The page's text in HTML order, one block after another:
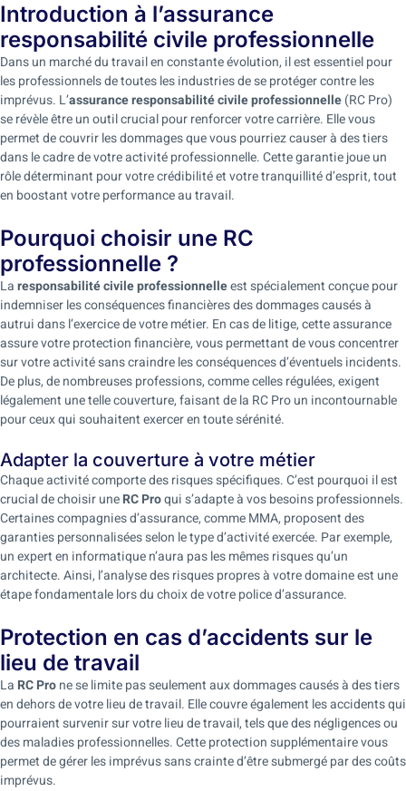
Introduction à l’assurance
responsabilité civile professionnelle
Dans un marché du travail en constante évolution, il est essentiel pour
les professionnels de toutes les industries de se protéger contre les
imprévus. L’assurance responsabilité civile professionnelle(RC Pro)
se révèle être un outil crucial pour renforcer votre carrière. Elle vous
permet de couvrir les dommages que vous pourriez causer à des tiers
dans le cadre de votre activité professionnelle. Cette garantie joue un
rôle déterminant pour votre crédibilité et votre tranquillité d’esprit, tout
en boostant votre performance au travail.
Pourquoi choisir une RC
professionnelle ?
Laresponsabilité civile professionnelleest spécialement conçue pour
indemniser les conséquences financières des dommages causés à
autrui dans l’exercice de votre métier. En cas de litige, cette assurance
assure votre protection financière, vous permettant de vous concentrer
sur votre activité sans craindre les conséquences d’éventuels incidents.
De plus, de nombreuses professions, comme celles régulées, exigent
légalement une telle couverture, faisant de la RC Pro un incontournable
pour ceux qui souhaitent exercer en toute sérénité.
Adapter la couverture à votre métier
Chaque activité comporte des risques spécifiques. C’est pourquoi il est
crucial de choisir uneRC Proqui s’adapte à vos besoins professionnels.
Certaines compagnies d’assurance, comme MMA, proposent des
garanties personnalisées selon le type d’activité exercée. Par exemple,
un expert en informatique n’aura pas les mêmes risques qu’un
architecte. Ainsi, l’analyse des risques propres à votre domaine est une
étape fondamentale lors du choix de votre police d’assurance.
Protection en cas d’accidents sur le
lieu de travail
La RC Prone se limite pas seulement aux dommages causés à des tiers
en dehors de votre lieu de travail. Elle couvre également les accidents qui
pourraient survenir sur votre lieu de travail, tels que des négligences ou
des maladies professionnelles. Cette protection supplémentaire vous
permet de gérer les imprévus sans crainte d’être submergé par des coûts
imprévus.